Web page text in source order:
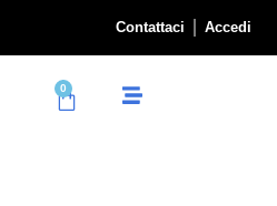
Contattaci Accedi
0